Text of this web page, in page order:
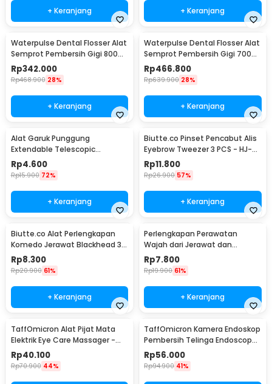
+ Keranjang + Keranjang
Waterpulse Dental Flosser Alat
Semprot Pembersih Gigi 800ml
- V300
Rp342.000
Rp468.900 28%
+ Keranjang
Waterpulse Dental Flosser Alat
Semprot Pembersih Gigi 700ml
- V660
Rp466.800
Rp639.900 28%
+ Keranjang
Alat Garuk Punggung
Extendable Telescopic
Stainless Steel - LJ-158
Rp4.600
Rp15.900 72%
+ Keranjang
Biutte.co Pinset Pencabut Alis
Eyebrow Tweezer 3 PCS - HJ-
E92
Rp11.800
Rp26.900 57%
+ Keranjang
Biutte.co Alat Perlengkapan
Komedo Jerawat Blackhead 3
PCS - PT3
Rp8.300
Rp20.900 61%
+ Keranjang
Perlengkapan Perawatan
Wajah dari Jerawat dan
Komedo Double Head 4PCS
Rp7.800
Rp19.900 61%
+ Keranjang
TaffOmicron Alat Pijat Mata
Elektrik Eye Care Massager -
XTK-018
Rp40.100
Rp70.900 44%
TaffOmicron Kamera Endoskop
Pembersih Telinga Endoscope
USB 3 in 1 - i96
Rp56.000
Rp94.900 41%